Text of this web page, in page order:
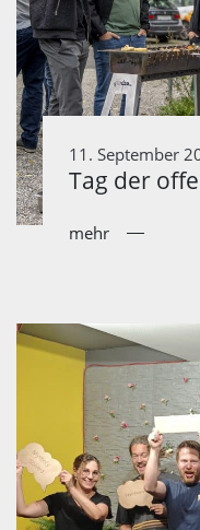
11. September
Tag der
mehr